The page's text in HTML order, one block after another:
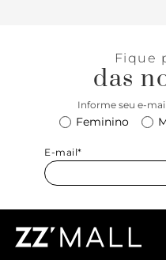
Fique
das
Informe seu e-
Feminino
E-mail*